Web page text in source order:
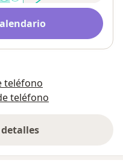
teléfono
teléfono
la dirección